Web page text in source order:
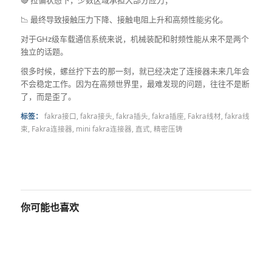
📉 最终导致接触压力下降、接触电阻上升和高频性能劣化。
对于GHz级车载通信系统来说，机械装配和射频性能从来不是两个
独立的话题。
很多时候，螺丝拧下去的那一刻，就已经决定了连接器未来几年会
不会稳定工作。因为在高频世界里，最难发现的问题，往往不是断
了，而是歪了。
标签： fakra接口, fakra接头, fakra插头, fakra插座, Fakra线材, fakra线
束, Fakra连接器, mini fakra连接器, 直式, 精密压铸
你可能也喜欢